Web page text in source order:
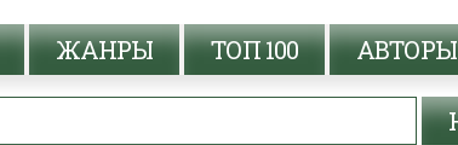
ЖАНРЫ ТОП 100 АВТОРЫ